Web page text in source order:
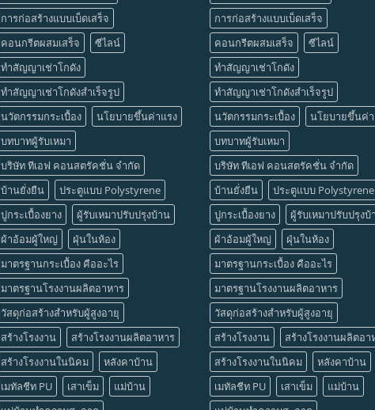
การก่อสร้างแบบเบ็ดเสร็จ
คอนกรีตผสมเสร็จ
ซีไลน์
ทำสัญญาเช่าโกดัง
ทำสัญญาเช่าโกดังสำเร็จรูป
นวัตกรรมกระเบื้อง
นโยบายขึ้นค่าแรง
บทบาทผู้รับเหมา
บริษัท ทีเอฟ คอนสตรัคชั่น จำกัด
บ้านยั่งยืน
ประตูแบบ Polystyrene
ปูกระเบื้องยาง
ผู้รับเหมาปรับปรุงบ้าน
ผ้าอ้อมผู้ใหญ่
ฝุ่นในห้อง
มาตรฐานกระเบื้อง คืออะไร
มาตรฐานโรงงานผลิตอาหาร
วัสดุก่อสร้างสำหรับผู้สูงอายุ
สร้างโรงงาน
สร้างโรงงานผลิตอาหาร
สร้างโรงงานในนิคม
หลังคาบ้าน
เมทัลชีท PU
เสาเข็ม
แม่บ้าน
การก่อสร้างแบบเบ็ดเสร็จ
คอนกรีตผสมเสร็จ
ซีไลน์
ทำสัญญาเช่าโกดัง
ทำสัญญาเช่าโกดังสำเร็จรูป
นวัตกรรมกระเบื้อง
นโยบายขึ้นค่า
บทบาทผู้รับเหมา
บริษัท ทีเอฟ คอนสตรัคชั่น จำกัด
บ้านยั่งยืน
ประตูแบบ Polystyrene
ปูกระเบื้องยาง
ผู้รับเหมาปรับปรุงบ้
ผ้าอ้อมผู้ใหญ่
ฝุ่นในห้อง
มาตรฐานกระเบื้อง คืออะไร
มาตรฐานโรงงานผลิตอาหาร
วัสดุก่อสร้างสำหรับผู้สูงอายุ
สร้างโรงงาน
สร้างโรงงานผลิตอา
สร้างโรงงานในนิคม
หลังคาบ้าน
เมทัลชีท PU
เสาเข็ม
แม่บ้าน